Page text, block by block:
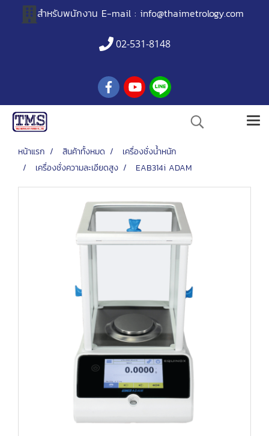
สำหรับพนักงาน E-mail : info@thaimetrology.com
02-531-8148
หน้าแรก สินค้าทั้งหมด
เครื่องชั่งน้ำหนัก
เครื่องชั่งความละเอียดสูง
EAB314i ADAM